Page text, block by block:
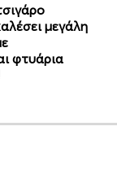
μεγάλη
φτυάρια